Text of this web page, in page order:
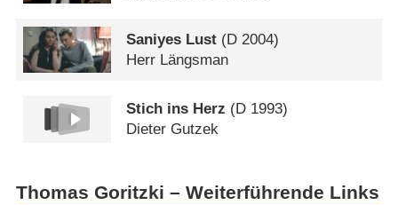
Saniyes Lust (D 2004)
Herr Längsman
Stich ins Herz (D 1993)
Dieter Gutzek
Thomas Goritzki – Weiterführende Links